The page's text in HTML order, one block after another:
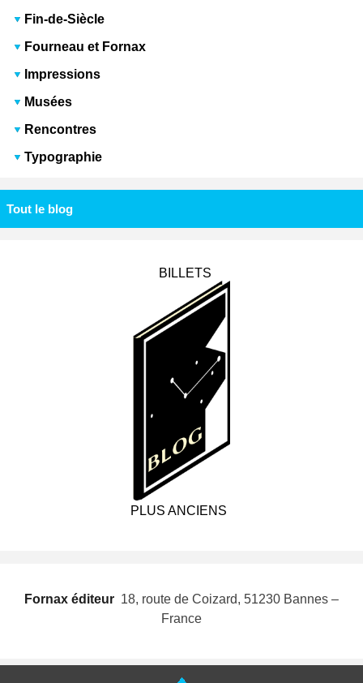
Fin-de-Siècle
Fourneau et Fornax
Impressions
Musées
Rencontres
Typographie
Tout le blog
BILLETS
PLUS ANCIENS
Fornax éditeur  18, route de Coizard, 51230 Bannes –
France